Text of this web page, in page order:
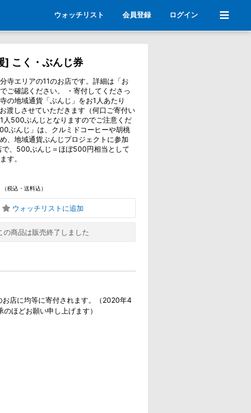
ウォッチリスト 会員登録 ログイン
] こく・ぶんじ券
寺エリアの11のお店です。詳細は「お
ご確認ください。 ・寄付してくださっ
の地域通貨「ぶんじ」をお1人あたり
渡しさせていただきます（何口ご寄付い
人500ぶんじとなりますのでご注意くだ
ぶんじ」は、クルミドコーヒーや胡桃
、地域通貨ぶんじプロジェクトに参加
、500ぶんじ＝ほぼ500円相当として
す。
（税込・送料込）
ウォッチリストに追加
の商品は販売終了しました
お店に均等に寄付されます。（2020年4
ほどお願い申し上げます）